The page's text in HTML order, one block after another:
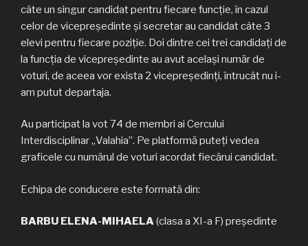
câte un singur candidat pentru fiecare funcție, în cazul
celor de vicepreședinte și secretar au candidat câte 3
elevi pentru fiecare poziție. Doi dintre cei trei candidați de
la funcția de vicepreședinte au avut același număr de
voturi, de aceea vor exista 2 vicepreședinți, întrucât nu i-
am putut departaja.
Au participat la vot 74 de membri ai Cercului
Interdisciplinar „Valahia”. Pe platformă puteți vedea
graficele cu numărul de voturi acordat fiecărui candidat.
Echipa de conducere este formată din:
BARBU ELENA-MIHAELA(clasa a XI-a F) președinte